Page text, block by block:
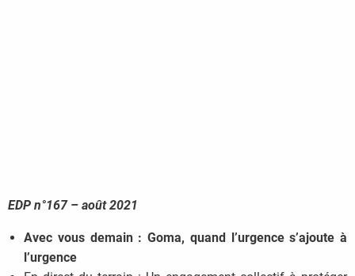
EDP n°167 – août 2021
Avec vous demain : Goma, quand l’urgence s’ajoute à
l’urgence